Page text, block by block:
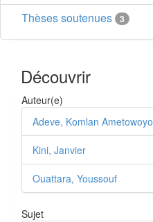
Thèses soutenues 3
Découvrir
Auteur(e)
Adeve, Komlan Ametowoyo
Kini, Janvier
Ouattara, Youssouf
Sujet